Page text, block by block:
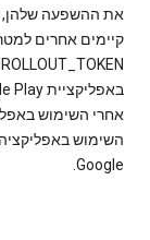
אחרי השימוש
Google.